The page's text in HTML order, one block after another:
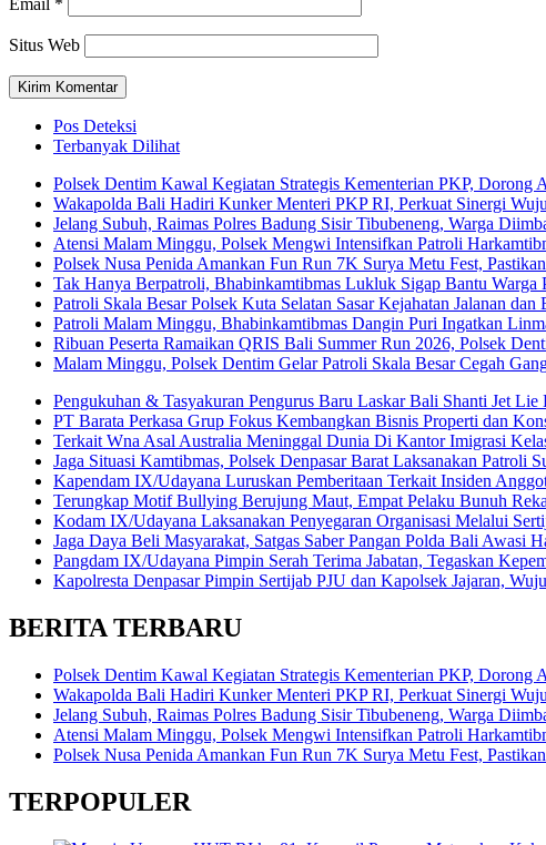
Email *
Situs Web
Pos Deteksi
Terbanyak Dilihat
Polsek Dentim Kawal Kegiatan Strategis Kementerian PKP, Dorong
Wakapolda Bali Hadiri Kunker Menteri PKP RI, Perkuat Sinergi
Jelang Subuh, Raimas Polres Badung Sisir Tibubeneng, Warga
Atensi Malam Minggu, Polsek Mengwi Intensifkan Patroli
Polsek Nusa Penida Amankan Fun Run 7K Surya Metu Fest,
Tak Hanya Berpatroli, Bhabinkamtibmas Lukluk Sigap Bantu Warga
Patroli Skala Besar Polsek Kuta Selatan Sasar Kejahatan Jalanan
Patroli Malam Minggu, Bhabinkamtibmas Dangin Puri Ingatkan
Ribuan Peserta Ramaikan QRIS Bali Summer Run 2026, Polsek
Malam Minggu, Polsek Dentim Gelar Patroli Skala Besar Cegah
Pengukuhan & Tasyakuran Pengurus Baru Laskar Bali Shanti Jet
PT Barata Perkasa Grup Fokus Kembangkan Bisnis Properti dan
Terkait Wna Asal Australia Meninggal Dunia Di Kantor Imigrasi
Jaga Situasi Kamtibmas, Polsek Denpasar Barat Laksanakan Patroli
Kapendam IX/Udayana Luruskan Pemberitaan Terkait Insiden
Terungkap Motif Bullying Berujung Maut, Empat Pelaku Bunuh
Kodam IX/Udayana Laksanakan Penyegaran Organisasi Melalui
Jaga Daya Beli Masyarakat, Satgas Saber Pangan Polda Bali Awasi
Pangdam IX/Udayana Pimpin Serah Terima Jabatan, Tegaskan
Kapolresta Denpasar Pimpin Sertijab PJU dan Kapolsek Jajaran,
BERITA TERBARU
Polsek Dentim Kawal Kegiatan Strategis Kementerian PKP, Dorong
Wakapolda Bali Hadiri Kunker Menteri PKP RI, Perkuat Sinergi
Jelang Subuh, Raimas Polres Badung Sisir Tibubeneng, Warga
Atensi Malam Minggu, Polsek Mengwi Intensifkan Patroli
Polsek Nusa Penida Amankan Fun Run 7K Surya Metu Fest,
TERPOPULER